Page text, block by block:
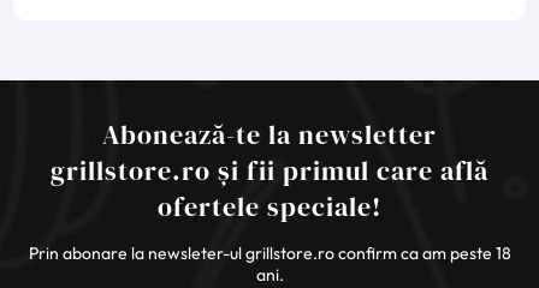
Abonează-te la newsletter
grillstore.ro și fii primul care află
ofertele speciale!
Prin abonare la newsleter-ul grillstore.ro confirm ca am peste 18
ani.